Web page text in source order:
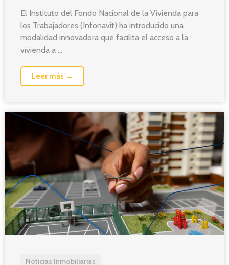
El Instituto del Fondo Nacional de la Vivienda para
los Trabajadores (Infonavit) ha introducido una
modalidad innovadora que facilita el acceso a la
vivienda a ...
Leer más →
Noticias Inmobiliarias